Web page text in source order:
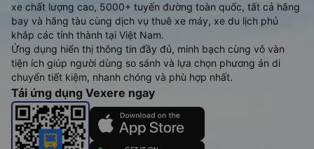
xe chất lượng cao, 5000+ tuyến đường toàn quốc, tất cả hãng
bay và hãng tàu cùng dịch vụ thuê xe máy, xe du lịch phủ
khắp các tỉnh thành tại Việt Nam.
Ứng dụng hiển thị thông tin đầy đủ, minh bạch cùng vô vàn
tiện ích giúp người dùng so sánh và lựa chọn phương án di
chuyển tiết kiệm, nhanh chóng và phù hợp nhất.
Tải ứng dụng Vexere ngay